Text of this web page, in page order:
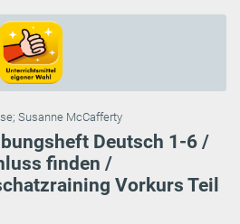
; Susanne McCafferty
Deutsch 1-6 /
finden /
Vorkurs Teil